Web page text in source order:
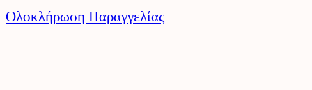
καλάθι
Ολοκλήρωση Παραγγελίας